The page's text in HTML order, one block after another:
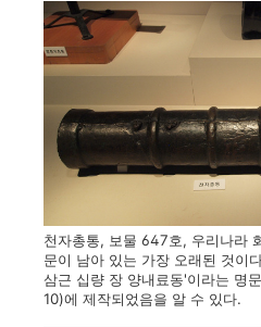
천자총통, 보물 647호, 우리나라
문이 남아 있는 가장 오래된 것이
삼근 십량 장 양내료동'이라는 명
10)에 제작되었음을 알 수 있다.